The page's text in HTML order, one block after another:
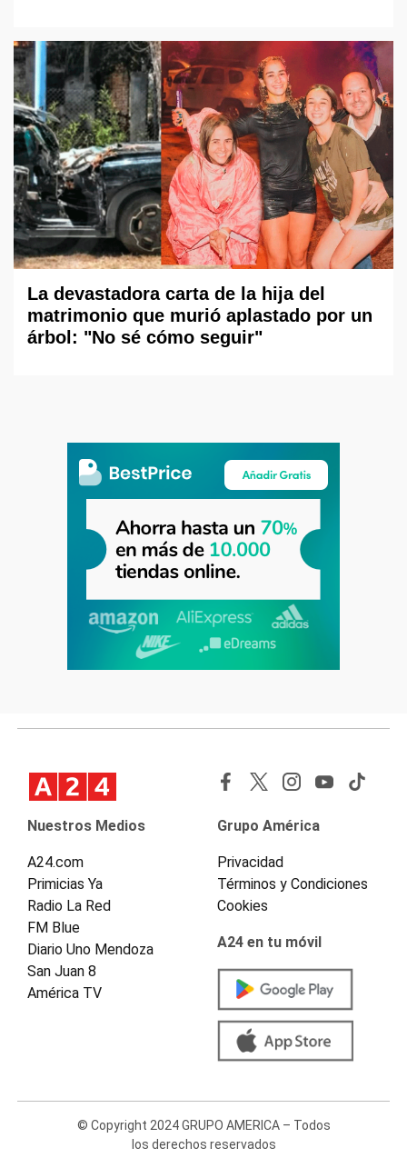
La devastadora carta de la hija del
matrimonio que murió aplastado por un
árbol: "No sé cómo seguir"
Nuestros Medios
A24.com
Primicias Ya
Radio La Red
FM Blue
Diario Uno Mendoza
San Juan 8
América TV
Grupo América
Privacidad
Términos y Condiciones
Cookies
A24 en tu móvil
© Copyright 2024 GRUPO AMERICA – Todos
los derechos reservados